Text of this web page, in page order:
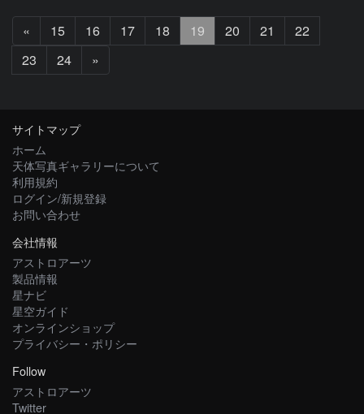
«
へ
15 16 17 18 19 20 21
22
23
24 »
へ
サイトマップ
ホーム
天体写真ギャラリーについて
利用規約
ログイン/新規登録
お問い合わせ
会社情報
アストロアーツ
製品情報
星ナビ
星空ガイド
オンラインショップ
プライバシー・ポリシー
Follow
アストロアーツ
Twitter